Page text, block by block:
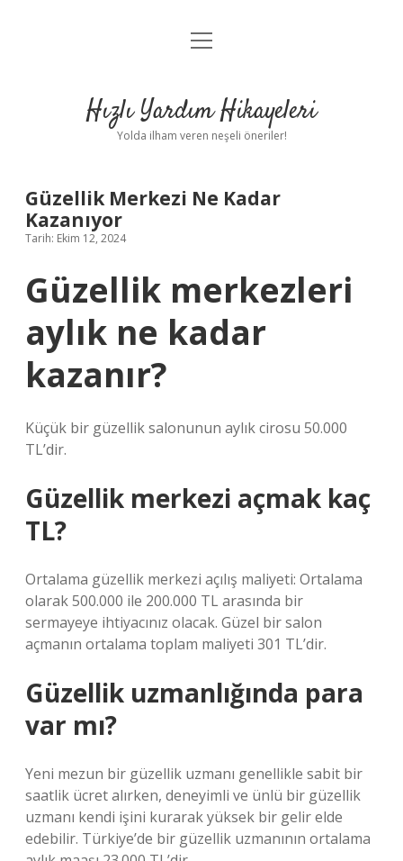
Anasayfa
Yasal Uyarı
menüyü
Hızlı Yardım Hikayeleri
Yolda ilham veren neşeli öneriler!
Güzellik Merkezi Ne Kadar
Kazanıyor
Tarih: Ekim 12, 2024
Güzellik merkezleri
aylık ne kadar
kazanır?
Küçük bir güzellik salonunun aylık cirosu 50.000
TL’dir.
Güzellik merkezi açmak kaç
TL?
Ortalama güzellik merkezi açılış maliyeti: Ortalama
olarak 500.000 ile 200.000 TL arasında bir
sermayeye ihtiyacınız olacak. Güzel bir salon
açmanın ortalama toplam maliyeti 301 TL’dir.
Güzellik uzmanlığında para
var mı?
Yeni mezun bir güzellik uzmanı genellikle sabit bir
saatlik ücret alırken, deneyimli ve ünlü bir güzellik
uzmanı kendi işini kurarak yüksek bir gelir elde
edebilir. Türkiye’de bir güzellik uzmanının ortalama